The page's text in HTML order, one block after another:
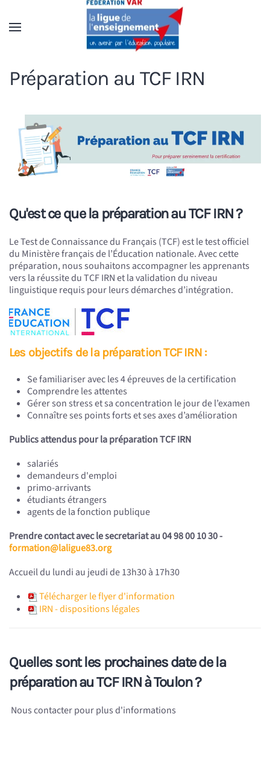
Accéder au contenu principal
Préparation au TCF IRN
Qu'est ce que la préparation au TCF IRN ?
Le Test de Connaissance du Français (TCF) est le test officiel
du Ministère français de l’Éducation nationale. Avec cette
préparation, nous souhaitons accompagner les apprenants
vers la réussite du TCF IRN et la validation du niveau
linguistique requis pour leurs démarches d’intégration.
Les objectifs de la préparation TCF IRN :
Se familiariser avec les 4 épreuves de la certification
Comprendre les attentes
Gérer son stress et sa concentration le jour de l’examen
Connaître ses points forts et ses axes d’amélioration
Publics attendus pour la préparation TCF IRN
salariés
demandeurs d'emploi
primo-arrivants
étudiants étrangers
agents de la fonction publique
Prendre contact avec le secretariat au 04 98 00 10 30 -
formation@laligue83.org
Accueil du lundi au jeudi de 13h30 à 17h30
Télécharger le flyer d'information
IRN - dispositions légales
Quelles sont les prochaines date de la
préparation au TCF IRN à Toulon ?
Nous contacter pour plus d'informations